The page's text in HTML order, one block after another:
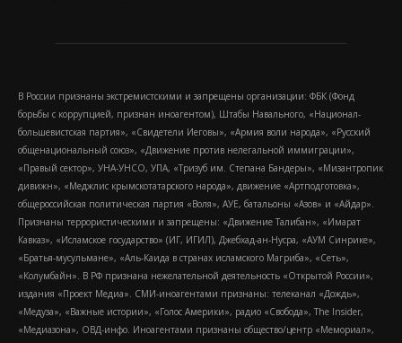
В России признаны экстремистскими и запрещены организации: ФБК (Фонд
борьбы с коррупцией, признан иноагентом), Штабы Навального, «Национал-
большевистская партия», «Свидетели Иеговы», «Армия воли народа», «Русский
общенациональный союз», «Движение против нелегальной иммиграции»,
«Правый сектор», УНА-УНСО, УПА, «Тризуб им. Степана Бандеры», «Мизантропик
дивижн», «Меджлис крымскотатарского народа», движение «Артподготовка»,
общероссийская политическая партия «Воля», АУЕ, батальоны «Азов» и «Айдар».
Признаны террористическими и запрещены: «Движение Талибан», «Имарат
Кавказ», «Исламское государство» (ИГ, ИГИЛ), Джебхад-ан-Нусра, «АУМ Синрике»,
«Братья-мусульмане», «Аль-Каида в странах исламского Магриба», «Сеть»,
«Колумбайн». В РФ признана нежелательной деятельность «Открытой России»,
издания «Проект Медиа». СМИ-иноагентами признаны: телеканал «Дождь»,
«Медуза», «Важные истории», «Голос Америки», радио «Свобода», The Insider,
«Медиазона», ОВД-инфо. Иноагентами признаны общество/центр «Мемориал»,